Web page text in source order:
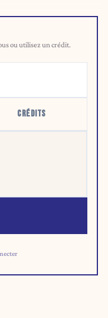
ou utilisez un crédit.
CRÉDITS